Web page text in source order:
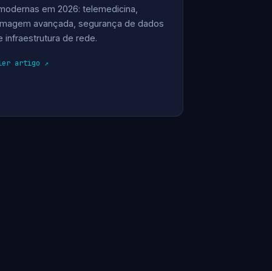
em 2026: telemedicina,
avançada, segurança de dados
infraestrutura de rede.
artigo